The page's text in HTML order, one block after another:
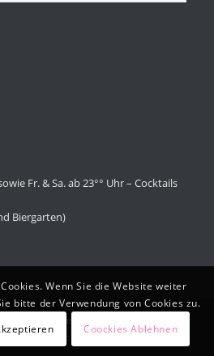
Fr. & Sa. ab 23°° Uhr – Cocktails
Biergarten)
| Datenschutzerklärung
Patrick Miletic
Wenn Sie die Website weiter
bitte der Verwendung von Cookies zu.
Coockies Ablehnen